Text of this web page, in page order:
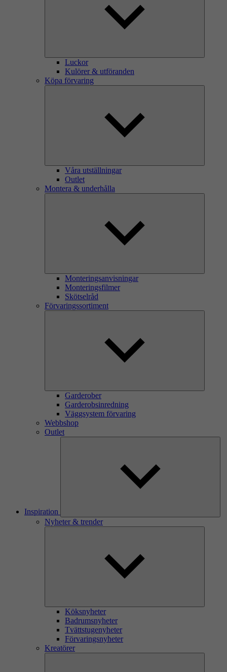
Luckor
Kulörer & utföranden
Köpa förvaring
Våra utställningar
Outlet
Montera & underhålla
Monteringsanvisningar
Monteringsfilmer
Skötselråd
Förvaringssortiment
Garderober
Garderobsinredning
Väggsystem förvaring
Webbshop
Outlet
Inspiration
Nyheter & trender
Köksnyheter
Badrumsnyheter
Tvättstugenyheter
Förvaringsnyheter
Kreatörer